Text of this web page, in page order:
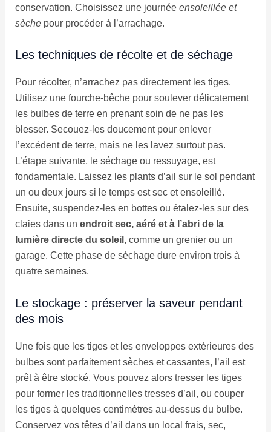
conservation. Choisissez une journée ensoleillée et
sèchepour procéder à l’arrachage.
Les techniques de récolte et de séchage
Pour récolter, n’arrachez pas directement les tiges.
Utilisez une fourche-bêche pour soulever délicatement
les bulbes de terre en prenant soin de ne pas les
blesser. Secouez-les doucement pour enlever
l’excédent de terre, mais ne les lavez surtout pas.
L’étape suivante, le séchage ou ressuyage, est
fondamentale. Laissez les plants d’ail sur le sol pendant
un ou deux jours si le temps est sec et ensoleillé.
Ensuite, suspendez-les en bottes ou étalez-les sur des
claies dans un endroit sec, aéré et à l’abri de la
lumière directe du soleil , comme un grenier ou un
garage. Cette phase de séchage dure environ trois à
quatre semaines.
Le stockage : préserver la saveur pendant
des mois
Une fois que les tiges et les enveloppes extérieures des
bulbes sont parfaitement sèches et cassantes, l’ail est
prêt à être stocké. Vous pouvez alors tresser les tiges
pour former les traditionnelles tresses d’ail, ou couper
les tiges à quelques centimètres au-dessus du bulbe.
Conservez vos têtes d’ail dans un local frais, sec,